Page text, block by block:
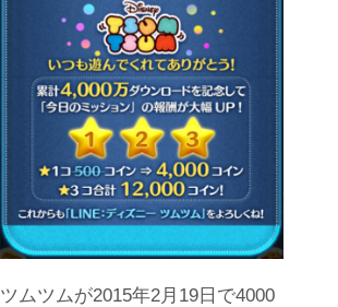
ツムツムが2015年2月19日で4000